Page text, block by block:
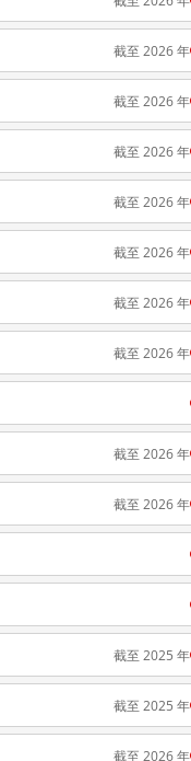
截至 2026 年
截至 2026 年
截至 2026 年
截至 2026 年
截至 2026 年
截至 2026 年
截至 2026 年
截至 2026 年
截至 2026 年
截至 2025 年
截至 2025 年
截至 2026 年